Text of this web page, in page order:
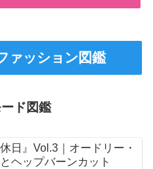
ァッション図鑑
ド図鑑
休日』Vol.3｜オードリー・
ヘップバーンカット